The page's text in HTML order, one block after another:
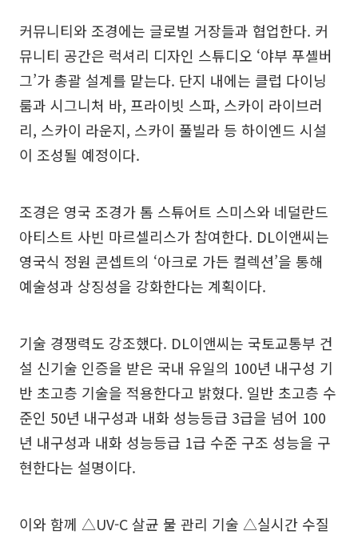
커뮤니티와 조경에는 글로벌 거장들과 협업한다. 커
뮤니티 공간은 럭셔리 디자인 스튜디오 ‘야부 푸셸버
그’가 총괄 설계를 맡는다. 단지 내에는 클럽 다이닝
룸과 시그니처 바, 프라이빗 스파, 스카이 라이브러
리, 스카이 라운지, 스카이 풀빌라 등 하이엔드 시설
이 조성될 예정이다.
조경은 영국 조경가 톰 스튜어트 스미스와 네덜란드
아티스트 사빈 마르셀리스가 참여한다. DL이앤씨는
영국식 정원 콘셉트의 ‘아크로 가든 컬렉션’을 통해
예술성과 상징성을 강화한다는 계획이다.
기술 경쟁력도 강조했다. DL이앤씨는 국토교통부 건
설 신기술 인증을 받은 국내 유일의 100년 내구성 기
반 초고층 기술을 적용한다고 밝혔다. 일반 초고층 수
준인 50년 내구성과 내화 성능등급 3급을 넘어 100
년 내구성과 내화 성능등급 1급 수준 구조 성능을 구
현한다는 설명이다.
이와 함께 △UV-C 살균 물 관리 기술 △실시간 수질